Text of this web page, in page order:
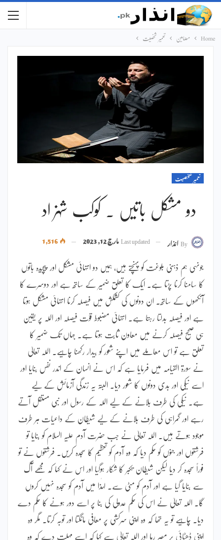
Home مضامین تعمیر شخصیت
تعمیر شخصیت
دو مشکل باتیں ۔ کوکب شہزاد
Byانذار Last updatedمارچ 12, 2023
جونہی ہم ذہنی بلوغت کو پہنچتے ہیں، ہمیں دو انتہائی مشکل اور پیچیدہ باتوں
کا سامنا کرنا پڑتا ہے۔ ایک کا تعلق ضمیر کے ساتھ ہے اور دوسرے کا
آنکھوں کے ساتھ۔ ان دونوں کی کشمکش میں فیصلہ کرنا انتہائی مشکل ہوتا
ہے اور فیصلہ بدلتا رہتا ہے۔ انتہائی مضبوط قوّت فیصلہ اور اللہ پر یقین
ہی صحیح فیصلہ کرنے میں معاون ثابت ہوتا ہے۔ جہاں تک ضمیر کا
تعلق ہے تو اس معاملے میں اپنے شعور کو بیدار رکھنا چاہیے۔ اللہ تعالیٰ
نے سورۃ القیامہ میں فرمایا ہے کہ اس نے انسان کے اندر نفس بنایا اور
اسے نیکی اور بدی دونوں کا شعور دیا۔ البتہ یہ زندگی آزمائش کے لیے
ہے۔ نیکی کی طرف بلانے کے لیے اللہ کے رسول اور نبی مستقل آتے
رہے اور گمراہی کی طرف بلانے کے لیے شیطان کے داعیات ہر طرف
موجود ہوتے ہیں۔ اللہ تعالیٰ نے جب حضرت آدم علیہ السلام کو بنایا تو
فرشتوں اور جنوں کو حکم دیا کہ وہ آدم کو تعظیم کا سجدہ کریں۔ فرشتوں نے تو
فوراً سجدہ کر دیا لیکن شیطان تکبر کا شکار ہوگیا اور اس نے کہا کہ مجھے آگ
سے بنایا گیا ہے اور آدم کو مٹی سے۔ لہٰذا میں آدم کو سجدہ نہیں کروں
گا۔ اللہ تعالیٰ نے اس کی حکم عدولی کی بنا پر اسے دور ہونے کا حکم دے
دیا۔ چاہیے تو یہ تھا کہ وہ اپنی سرکشی پر معافی مانگتا اور توبہ کرتا۔ مگر وہ
اپنی ڈھٹائی پر مصر رہا اور اللہ تعالیٰ سے کہا کہ اسے مہلت دے کہ وہ